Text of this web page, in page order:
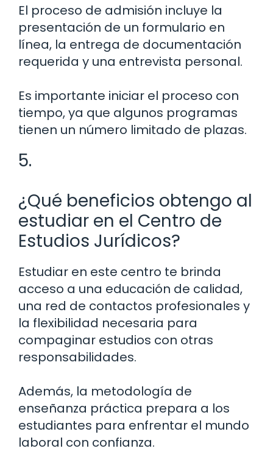
El proceso de admisión incluye la
presentación de un formulario en
línea, la entrega de documentación
requerida y una entrevista personal.
Es importante iniciar el proceso con
tiempo, ya que algunos programas
tienen un número limitado de plazas.
5.
¿Qué beneficios obtengo al
estudiar en el Centro de
Estudios Jurídicos?
Estudiar en este centro te brinda
acceso a una educación de calidad,
una red de contactos profesionales y
la flexibilidad necesaria para
compaginar estudios con otras
responsabilidades.
Además, la metodología de
enseñanza práctica prepara a los
estudiantes para enfrentar el mundo
laboral con confianza.